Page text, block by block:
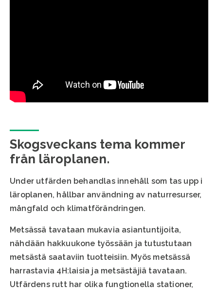
Skogsveckans tema kommer
från läroplanen.
Under utfärden behandlas innehåll som tas upp i
läroplanen, hållbar användning av naturresurser,
mångfald och klimatförändringen.
Metsässä tavataan mukavia asiantuntijoita,
nähdään hakkuukone työssään ja tutustutaan
metsästä saataviin tuotteisiin. Myös metsässä
harrastavia 4H:laisia ja metsästäjiä tavataan.
Utfärdens rutt har olika fungtionella stationer,